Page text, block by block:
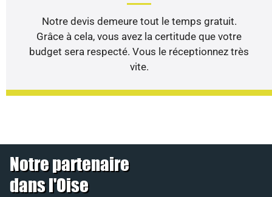
Notre devis demeure tout le temps gratuit.
Grâce à cela, vous avez la certitude que votre
budget sera respecté. Vous le réceptionnez très
vite.
Notre partenaire
dans l'Oise